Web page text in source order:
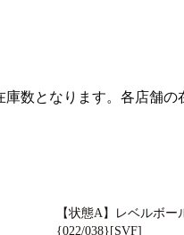
数となります。各店舗の
【状態A】レベルボー
{022/038}[SVF]